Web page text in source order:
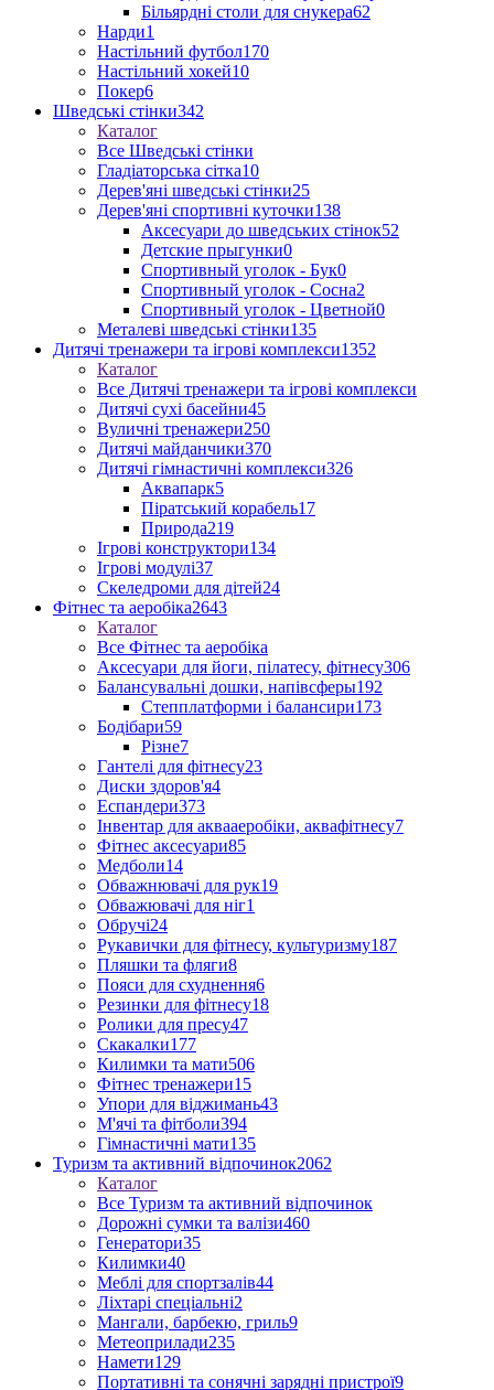
Більярдні столи для снукера62
Нарди1
Настільний футбол170
Настільний хокей10
Покер6
Шведські стінки342
Каталог
Все Шведські стінки
Гладіаторська сітка10
Дерев'яні шведські стінки25
Дерев'яні спортивні куточки138
Аксесуари до шведських стінок52
Детские прыгунки0
Спортивный уголок - Бук0
Спортивный уголок - Сосна2
Спортивный уголок - Цветной0
Металеві шведські стінки135
Дитячі тренажери та ігрові комплекси1352
Каталог
Все Дитячі тренажери та ігрові комплекси
Дитячі сухі басейни45
Вуличні тренажери250
Дитячі майданчики370
Дитячі гімнастичні комплекси326
Аквапарк5
Піратський корабель17
Природа219
Ігрові конструктори134
Ігрові модулі37
Скеледроми для дітей24
Фітнес та аеробіка2643
Каталог
Все Фітнес та аеробіка
Аксесуари для йоги, пілатесу, фітнесу306
Балансувальні дошки, напівсферы192
Степплатформи і балансири173
Бодібари59
Різне7
Гантелі для фітнесу23
Диски здоров'я4
Еспандери373
Інвентар для аквааеробіки, аквафітнесу7
Фітнес аксесуари85
Медболи14
Обважнювачі для рук19
Обважювачі для ніг1
Обручі24
Рукавички для фітнесу, культуризму187
Пляшки та фляги8
Пояси для схуднення6
Резинки для фітнесу18
Ролики для пресу47
Скакалки177
Килимки та мати506
Фітнес тренажери15
Упори для віджимань43
М'ячі та фітболи394
Гімнастичні мати135
Туризм та активний відпочинок2062
Каталог
Все Туризм та активний відпочинок
Дорожні сумки та валізи460
Генератори35
Килимки40
Меблі для спортзалів44
Ліхтарі спеціальні2
Мангали, барбекю, гриль9
Метеоприлади235
Намети129
Портативні та сонячні зарядні пристрої9